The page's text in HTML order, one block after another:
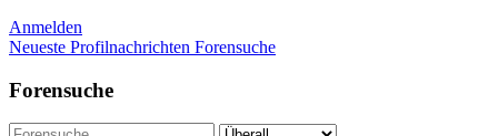
Anmelden
Neueste Profilnachrichten Forensuche
Forensuche